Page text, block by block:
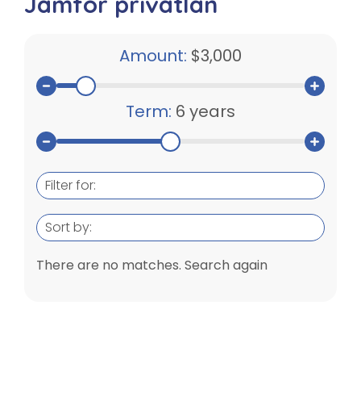
Amount: $3,000
Term: 6 years
Filter for:
Sort by:
There are no matches. Search again